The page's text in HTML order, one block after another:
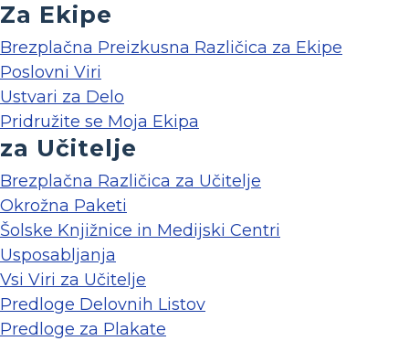
Za Ekipe
Brezplačna Preizkusna Različica za Ekipe
Poslovni Viri
Ustvari za Delo
Pridružite se Moja Ekipa
za Učitelje
Brezplačna Različica za Učitelje
Okrožna Paketi
Šolske Knjižnice in Medijski Centri
Usposabljanja
Vsi Viri za Učitelje
Predloge Delovnih Listov
Predloge za Plakate